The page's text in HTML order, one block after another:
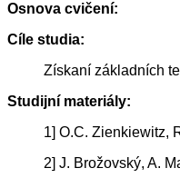
Osnova cvičení:
Cíle studia:
Získaní základních
Studijní materiály:
1] O.C. Zienkiewitz,
2] J. Brožovský, A.